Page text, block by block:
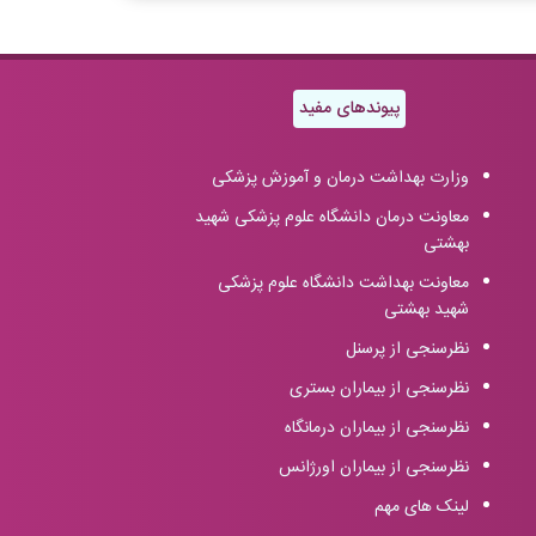
پیوندهای مفید
وزارت بهداشت درمان و آموزش پزشکی
معاونت درمان دانشگاه علوم پزشکی شهید
بهشتی
معاونت بهداشت دانشگاه علوم پزشکی
شهید بهشتی
نظرسنجی از پرسنل
نظرسنجی از بیماران بستری
نظرسنجی از بیماران درمانگاه
نظرسنجی از بیماران اورژانس
لینک های مهم